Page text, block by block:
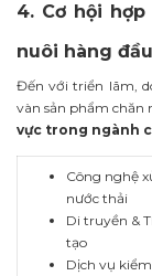
4. Cơ hội
nuôi hàng đầu
Đến với triển lãm,
vàn sản phẩm chăn
vực trong ngành
Công nghệ
nước thải
Di truyền &
tạo
Dịch vụ